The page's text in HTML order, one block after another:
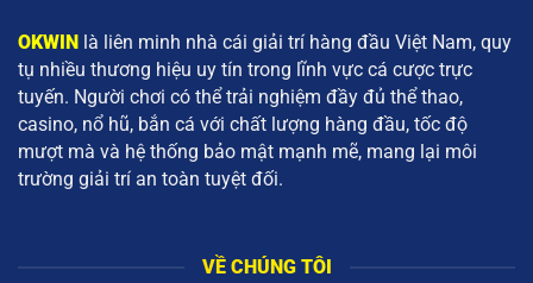
OKWIN là liên minh nhà cái giải trí hàng đầu Việt Nam, quy
tụ nhiều thương hiệu uy tín trong lĩnh vực cá cược trực
tuyến. Người chơi có thể trải nghiệm đầy đủ thể thao,
casino, nổ hũ, bắn cá với chất lượng hàng đầu, tốc độ
mượt mà và hệ thống bảo mật mạnh mẽ, mang lại môi
trường giải trí an toàn tuyệt đối.
VỀ CHÚNG TÔI